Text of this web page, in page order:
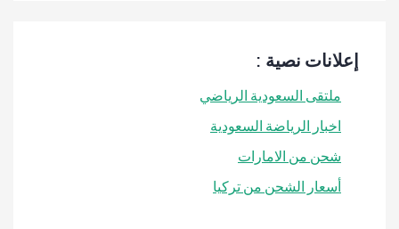
إعلانات نصية :
ملتقى السعودية الرياضي
اخبار الرياضة السعودية
شحن من الامارات
أسعار الشحن من تركيا